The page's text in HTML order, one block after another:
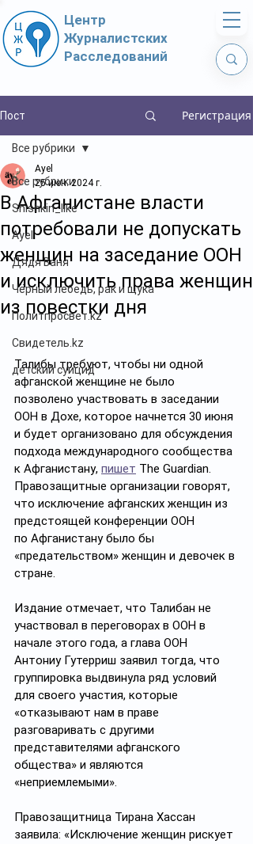
Центр
Журналистских
Расследований
Пост Регистрация
Все рубрики
Shishkin_like
Ayel
Дядя Ваня
Чёрный лебедь, рак и щука
Политпросвет.kz
Свидетель.kz
детский суицид
Все рубрики
В Афганистане власти
потребовали не допускать
женщин на заседание ООН
и исключить права женщин
из повестки дня
Ayel
25 июн. 2024 г.
Талибы требуют, чтобы ни одной
афганской женщине не было
позволено участвовать в заседании
ООН в Дохе, которое начнется 30 июня
и будет организовано для обсуждения
подхода международного сообщества
к Афганистану, пишет The Guardian.
Правозащитные организации говорят,
что исключение афганских женщин из
предстоящей конференции ООН
по Афганистану было бы
«предательством» женщин и девочек в
стране.
Издание отмечает, что Талибан не
участвовал в переговорах в ООН в
начале этого года, а глава ООН
Антониу Гутерриш заявил тогда, что
группировка выдвинула ряд условий
для своего участия, которые
«отказывают нам в праве
разговаривать с другими
представителями афганского
общества» и являются
«неприемлемыми».
Правозащитница Тирана Хассан
заявила: «Исключение женщин рискует